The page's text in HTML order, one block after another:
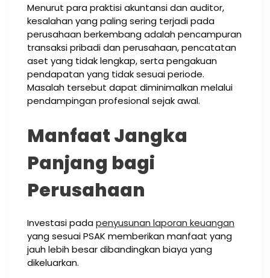
Menurut para praktisi akuntansi dan auditor,
kesalahan yang paling sering terjadi pada
perusahaan berkembang adalah pencampuran
transaksi pribadi dan perusahaan, pencatatan
aset yang tidak lengkap, serta pengakuan
pendapatan yang tidak sesuai periode.
Masalah tersebut dapat diminimalkan melalui
pendampingan profesional sejak awal.
Manfaat Jangka
Panjang bagi
Perusahaan
Investasi padapenyusunan laporan keuangan
yang sesuai PSAK memberikan manfaat yang
jauh lebih besar dibandingkan biaya yang
dikeluarkan.